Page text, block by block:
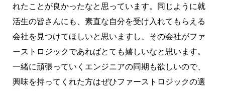
れたことが良かったなと思っています。同じように就
活生の皆さんにも、素直な自分を受け入れてもらえる
会社を見つけてほしいと思いますし、その会社がファ
ーストロジックであればとても嬉しいなと思います。
一緒に頑張っていくエンジニアの同期も欲しいので、
興味を持ってくれた方はぜひファーストロジックの選